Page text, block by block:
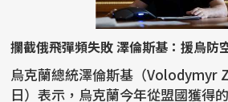
攔截俄飛彈頻失敗 澤倫斯基：援烏防
烏克蘭總統澤倫斯基（Volodymyr
日）表示，烏克蘭今年從盟國獲得